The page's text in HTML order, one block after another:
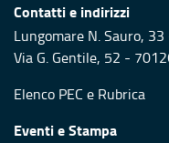
Contatti e indirizzi
Lungomare N. Sauro,
Via G. Gentile, 52 -
Elenco PEC e Rubrica
Eventi e Stampa